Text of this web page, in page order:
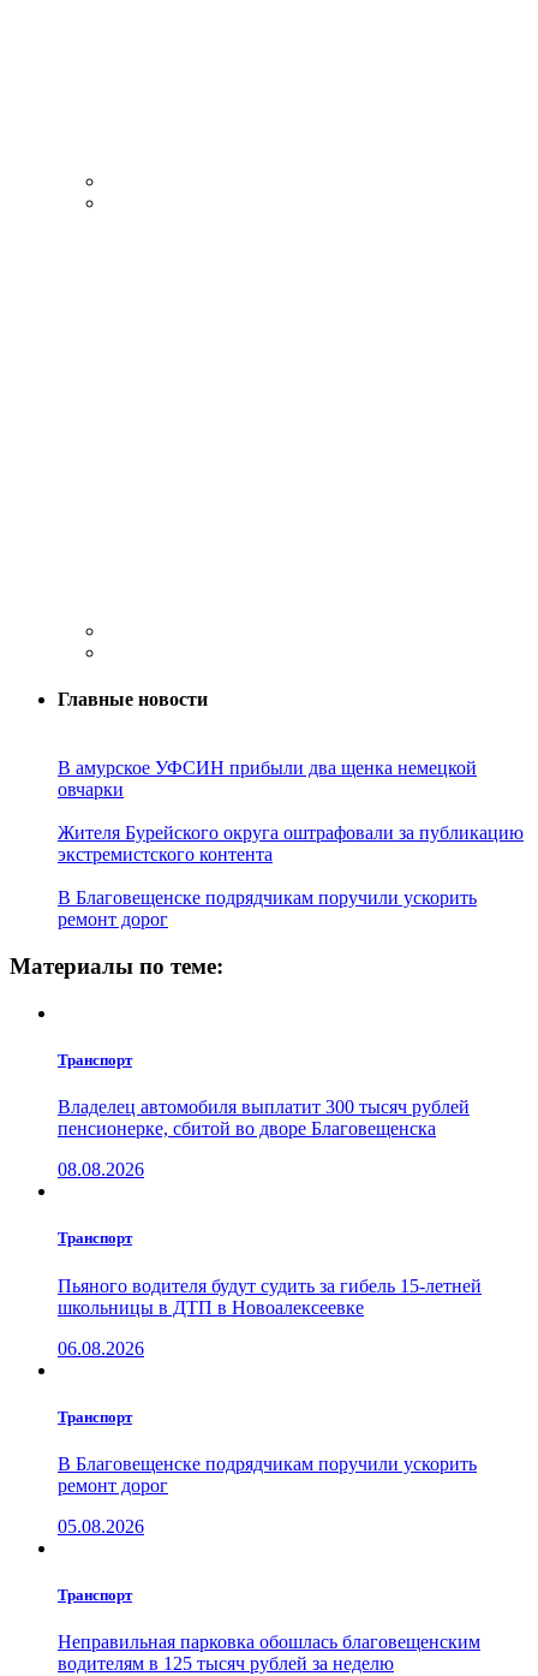
Главные новости
В амурское УФСИН прибыли два щенка немецкой
овчарки
Жителя Бурейского округа оштрафовали за публикацию
экстремистского контента
В Благовещенске подрядчикам поручили ускорить
ремонт дорог
Материалы по теме:
Транспорт
Владелец автомобиля выплатит 300 тысяч рублей
пенсионерке, сбитой во дворе Благовещенска
08.08.2026
Транспорт
Пьяного водителя будут судить за гибель 15-летней
школьницы в ДТП в Новоалексеевке
06.08.2026
Транспорт
В Благовещенске подрядчикам поручили ускорить
ремонт дорог
05.08.2026
Транспорт
Неправильная парковка обошлась благовещенским
водителям в 125 тысяч рублей за неделю